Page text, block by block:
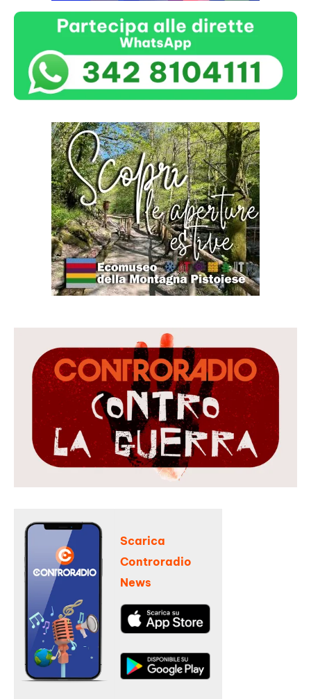
Scarica
Controradio
News